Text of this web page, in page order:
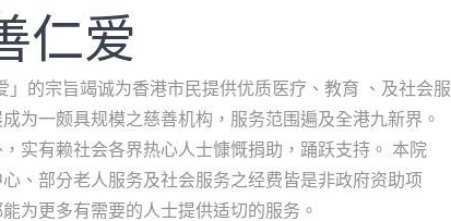
仁爱
的宗旨竭诚为香港市民提供优质医疗、教育
、及社会服
为一颇具规模之慈善机构，服务范围遍及全港九新界。
实有赖社会各界热心人士慷慨捐助，踊跃支持。 本院
、部分老人服务及社会服务之经费皆是非政府资助项
为更多有需要的人士提供适切的服务。